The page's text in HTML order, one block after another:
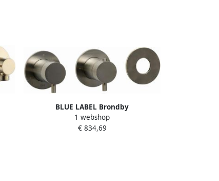
BLUE LABEL Brondby
inbouwthermostaat met 3-weg
omstelling inbouw + afbouwdeel ronde
1 webshop
€ 834,69